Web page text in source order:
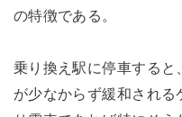
の特徴である。
乗り換え駅に停車する
が少なからず緩和され